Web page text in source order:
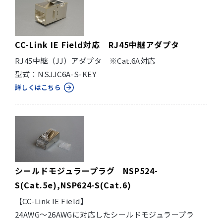
CC-Link IE Field対応 RJ45中継アダプタ
RJ45中継（JJ）アダプタ ※Cat.6A対応
型式：NSJJC6A-S-KEY
詳しくはこちら
シールドモジュラープラグ NSP524-
S(Cat.5e),NSP624-S(Cat.6)
【CC-Link IE Field】
24AWG～26AWGに対応したシールドモジュラープラ